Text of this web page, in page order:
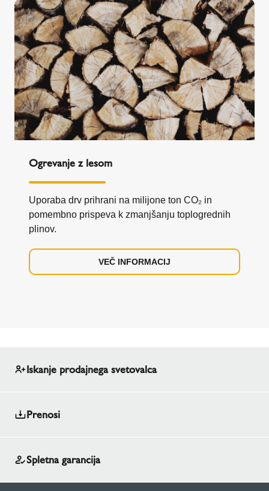
Ogrevanje z lesom
Uporaba drv prihrani na milijone ton CO₂ in
pomembno prispeva k zmanjšanju toplogrednih
plinov.
VEČ INFORMACIJ
Iskanje prodajnega svetovalca
Prenosi
Spletna garancija